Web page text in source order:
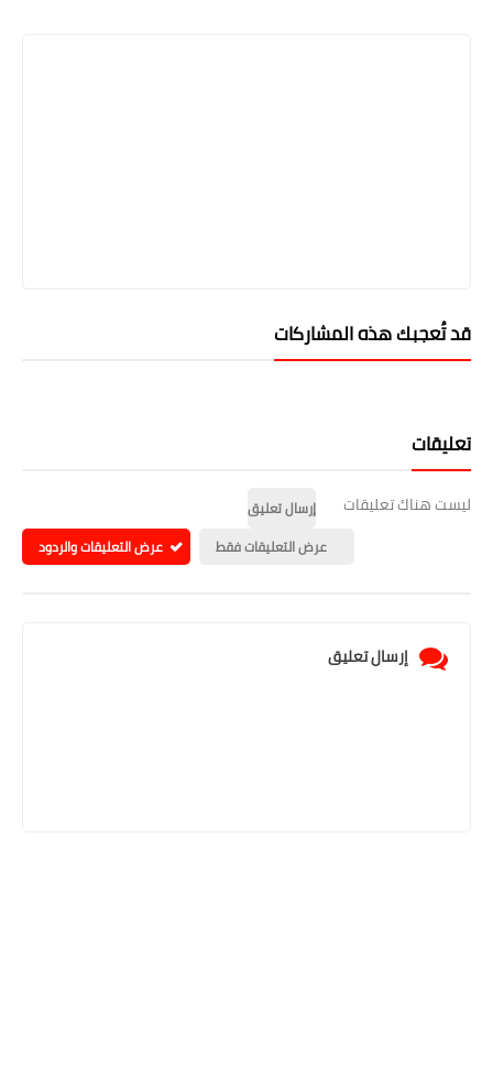
قد تُعجبك هذه المشاركات
تعليقات
ليست هناك تعليقات
إرسال تعليق
عرض التعليقات فقط
عرض التعليقات والردود
إرسال تعليق